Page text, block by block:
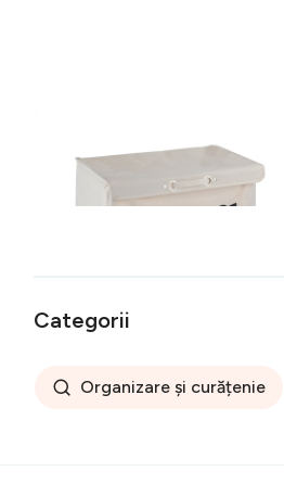
compartimente, mobil, Trivo Beige,
Wenko, poliester/poliamida, 116 l,
Categorii
Organizare și curățenie